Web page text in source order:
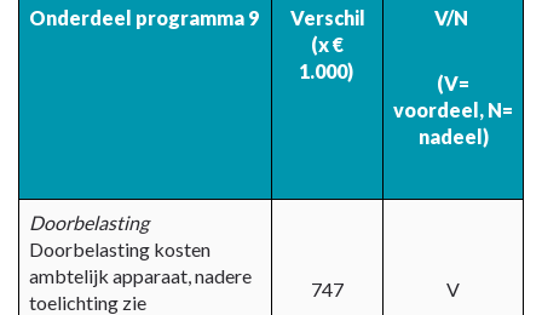
financiële
verschillen
Onderdeel programma 9
Verschil
(x €
1.000)
V/N
(V=
voordeel, N=
nadeel)
Doorbelasting
Doorbelasting kosten
ambtelijk apparaat, nadere
toelichting zie
747 V